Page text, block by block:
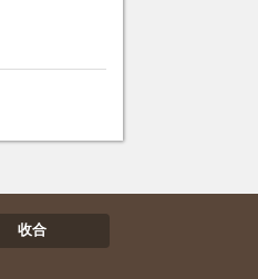
收合